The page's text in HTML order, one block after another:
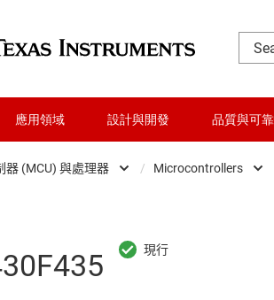
應用領域 設計與開發 品質與可
器 (MCU) 與處理器
交換器與多工器
/ Microcontrollers